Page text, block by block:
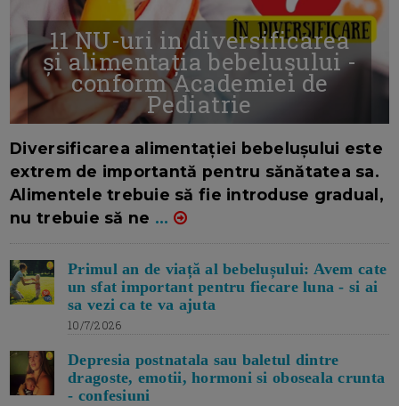
11 NU-uri in diversificarea
și alimentația bebelușului -
conform Academiei de
Pediatrie
Diversificarea alimentației bebelușului este
extrem de importantă pentru sănătatea sa.
Alimentele trebuie să fie introduse gradual,
nu trebuie să ne ...
Primul an de viață al bebelușului: Avem cate
un sfat important pentru fiecare luna - si ai
sa vezi ca te va ajuta
10/7/2026
Depresia postnatala sau baletul dintre
dragoste, emotii, hormoni si oboseala crunta
- confesiuni